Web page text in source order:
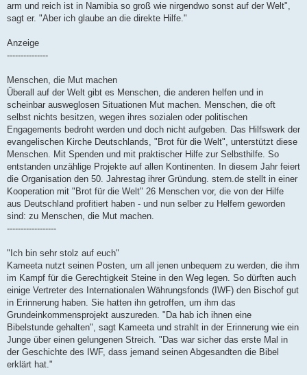
arm und reich ist in Namibia so groß wie nirgendwo sonst auf der Welt",
sagt er. "Aber ich glaube an die direkte Hilfe."
Anzeige
---------------
Menschen, die Mut machen
Überall auf der Welt gibt es Menschen, die anderen helfen und in
scheinbar ausweglosen Situationen Mut machen. Menschen, die oft
selbst nichts besitzen, wegen ihres sozialen oder politischen
Engagements bedroht werden und doch nicht aufgeben. Das Hilfswerk der
evangelischen Kirche Deutschlands, "Brot für die Welt", unterstützt diese
Menschen. Mit Spenden und mit praktischer Hilfe zur Selbsthilfe. So
entstanden unzählige Projekte auf allen Kontinenten. In diesem Jahr feiert
die Organisation den 50. Jahrestag ihrer Gründung. stern.de stellt in einer
Kooperation mit "Brot für die Welt" 26 Menschen vor, die von der Hilfe
aus Deutschland profitiert haben - und nun selber zu Helfern geworden
sind: zu Menschen, die Mut machen.
------------------
"Ich bin sehr stolz auf euch"
Kameeta nutzt seinen Posten, um all jenen unbequem zu werden, die ihm
im Kampf für die Gerechtigkeit Steine in den Weg legen. So dürften auch
einige Vertreter des Internationalen Währungsfonds (IWF) den Bischof gut
in Erinnerung haben. Sie hatten ihn getroffen, um ihm das
Grundeinkommensprojekt auszureden. "Da hab ich ihnen eine
Bibelstunde gehalten", sagt Kameeta und strahlt in der Erinnerung wie ein
Junge über einen gelungenen Streich. "Das war sicher das erste Mal in
der Geschichte des IWF, dass jemand seinen Abgesandten die Bibel
erklärt hat."